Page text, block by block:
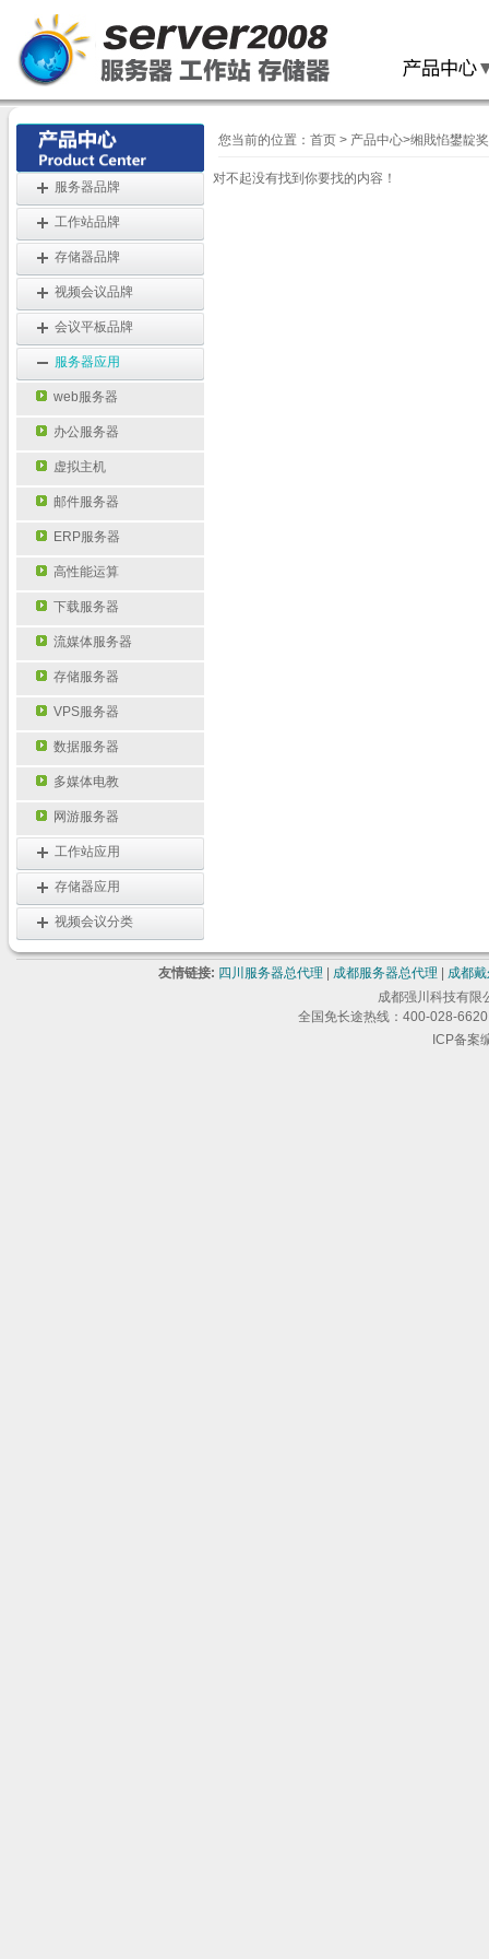
服务器品牌
工作站品牌
存储器品牌
视频会议品牌
会议平板品牌
服务器应用
web服务器
办公服务器
虚拟主机
邮件服务器
ERP服务器
高性能运算
下载服务器
流媒体服务器
存储服务器
VPS服务器
数据服务器
多媒体电教
网游服务器
工作站应用
存储器应用
视频会议分类
您当前的位置： 首页 > 产品中心>缃戝惂鐢靛
对不起没有找到你要找的内容！
友情链接: 四川服务器总代理 成都服务器总代理
成都
成都强川科技有限
全国免长途热线：400-028-
ICP备案